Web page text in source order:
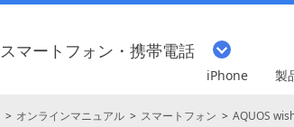
スマートフォン・携帯電話
iPhone 製
オンラインマニュアル スマートフォン AQUOS